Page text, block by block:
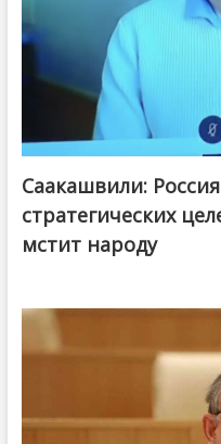
Саакашвили:
стратегических
мстит народу